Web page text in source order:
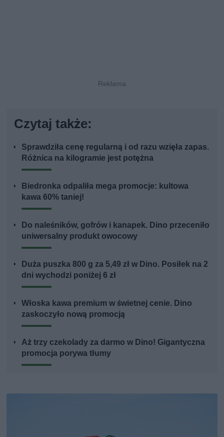
Czytaj także:
Sprawdziła cenę regularną i od razu wzięła zapas.
Różnica na kilogramie jest potężna
Biedronka odpaliła mega promocje: kultowa
kawa 60% taniej!
Do naleśników, gofrów i kanapek. Dino przeceniło
uniwersalny produkt owocowy
Duża puszka 800 g za 5,49 zł w Dino. Posiłek na 2
dni wychodzi poniżej 6 zł
Włoska kawa premium w świetnej cenie. Dino
zaskoczyło nową promocją
Aż trzy czekolady za darmo w Dino! Gigantyczna
promocja porywa tłumy